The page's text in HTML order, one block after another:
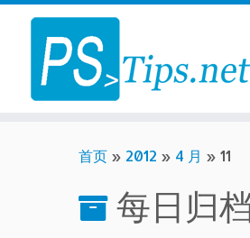
Skip
content
首页 » 2012 » 4 月 » 11
每日归